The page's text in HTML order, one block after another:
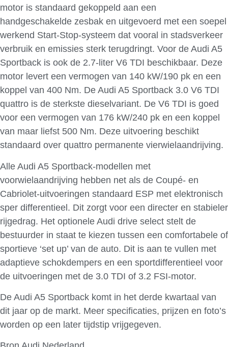
motor is standaard gekoppeld aan een
handgeschakelde zesbak en uitgevoerd met een soepel
werkend Start-Stop-systeem dat vooral in stadsverkeer
verbruik en emissies sterk terugdringt. Voor de Audi A5
Sportback is ook de 2.7-liter V6 TDI beschikbaar. Deze
motor levert een vermogen van 140 kW/190 pk en een
koppel van 400 Nm. De Audi A5 Sportback 3.0 V6 TDI
quattro is de sterkste dieselvariant. De V6 TDI is goed
voor een vermogen van 176 kW/240 pk en een koppel
van maar liefst 500 Nm. Deze uitvoering beschikt
standaard over quattro permanente vierwielaandrijving.
Alle Audi A5 Sportback-modellen met
voorwielaandrijving hebben net als de Coupé- en
Cabriolet-uitvoeringen standaard ESP met elektronisch
sper differentieel. Dit zorgt voor een directer en stabieler
rijgedrag. Het optionele Audi drive select stelt de
bestuurder in staat te kiezen tussen een comfortabele of
sportieve ‘set up’ van de auto. Dit is aan te vullen met
adaptieve schokdempers en een sportdifferentieel voor
de uitvoeringen met de 3.0 TDI of 3.2 FSI-motor.
De Audi A5 Sportback komt in het derde kwartaal van
dit jaar op de markt. Meer specificaties, prijzen en foto’s
worden op een later tijdstip vrijgegeven.